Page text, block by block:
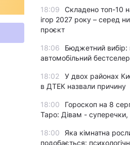
18:09
Складено топ-10
ігор 2027 року – серед
проєкт
18:06
Бюджетний вибір:
автомобільний
18:02
У двох районах
в ДТЕК назвали причину
18:00
Гороскоп на 8
Таро: Дівам - суперечки,
18:00
Яка кімнатна
подобається: